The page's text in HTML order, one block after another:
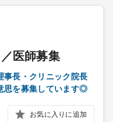
医師募集
事長・クリニック院長
思を募集しています◎
お気に入りに追加